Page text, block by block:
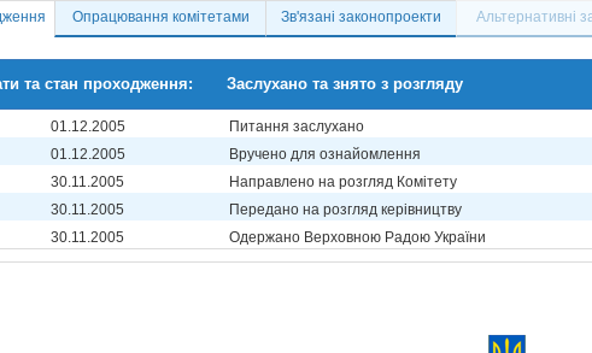
Опрацювання комітетами Зв'язані законопроекти Альтернативні
та стан проходження: Заслухано та знято з розгляду
01.12.2005
Питання заслухано
01.12.2005
Вручено для ознайомлення
30.11.2005
Направлено на розгляд Комітету
30.11.2005
Передано на розгляд керівництву
30.11.2005
Одержано Верховною Радою України